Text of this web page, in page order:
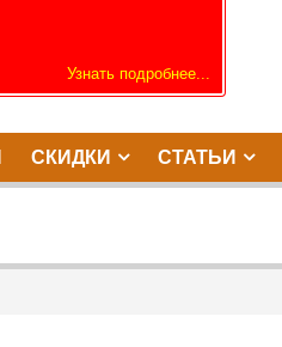
Узнать подробнее...
СКИДКИ СТАТЬИ